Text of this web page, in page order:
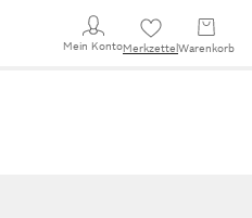
Mein KontoMerkzettel Warenkorb